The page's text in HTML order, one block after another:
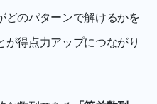
どのパターンで解けるかを
得点力アップにつながり